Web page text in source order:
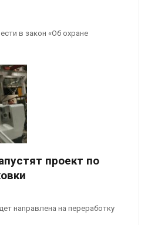
в закон «Об охране
проект по
направлена на переработку